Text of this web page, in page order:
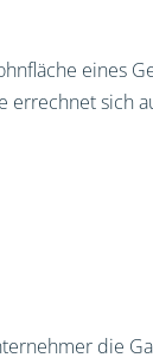
eines
errechnet sich
die